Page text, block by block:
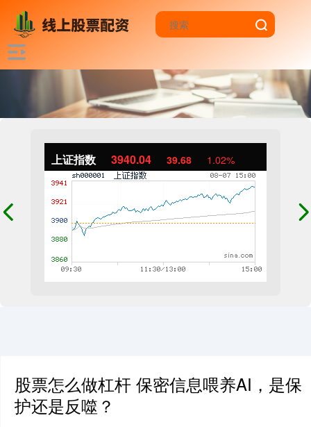
上证指数 3940.04 39.68 1.02%
股票怎么做杠杆 保密信息喂养AI，是保
护还是反噬？